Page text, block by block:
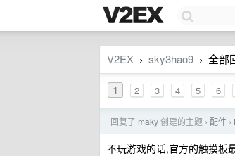
V2EX › sky3hao9 › 全部
1 2 3 4 5 6
回复了 maky创建的主题 › 配件 ›
不玩游戏的话,官方的触摸板